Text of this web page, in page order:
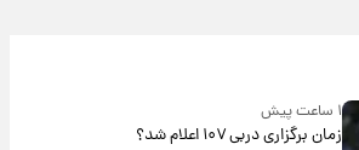
زمان برگزاری دربی ۱۰۷ اعلام شد؟